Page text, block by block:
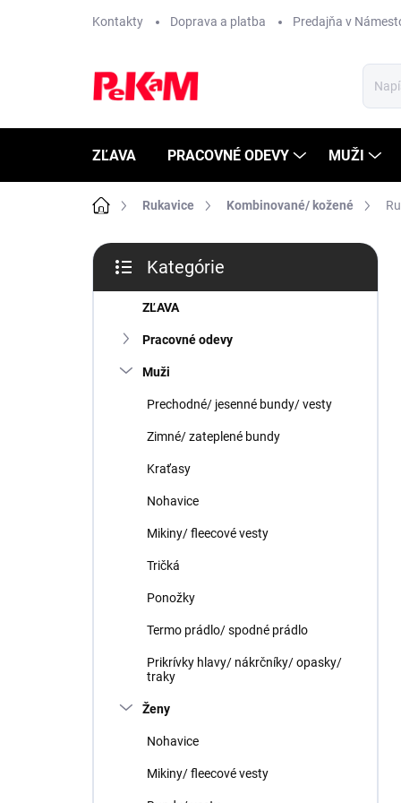
Kontakty Doprava a platba Predajňa v
ZĽAVA PRACOVNÉ ODEVY MUŽI
DomovRukavice Kombinované/ kožené
B
č
kategórie
Kategórie
ZĽAVA
Pracovné odevy
Muži
Prechodné/ jesenné bundy/ vesty
Zimné/ zateplené bundy
Kraťasy
Nohavice
Mikiny/ fleecové vesty
Tričká
Ponožky
Termo prádlo/ spodné prádlo
Prikrívky hlavy/ nákrčníky/ opasky/
traky
Ženy
Nohavice
Mikiny/ fleecové vesty